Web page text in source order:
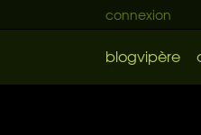
connexion
blogvipère